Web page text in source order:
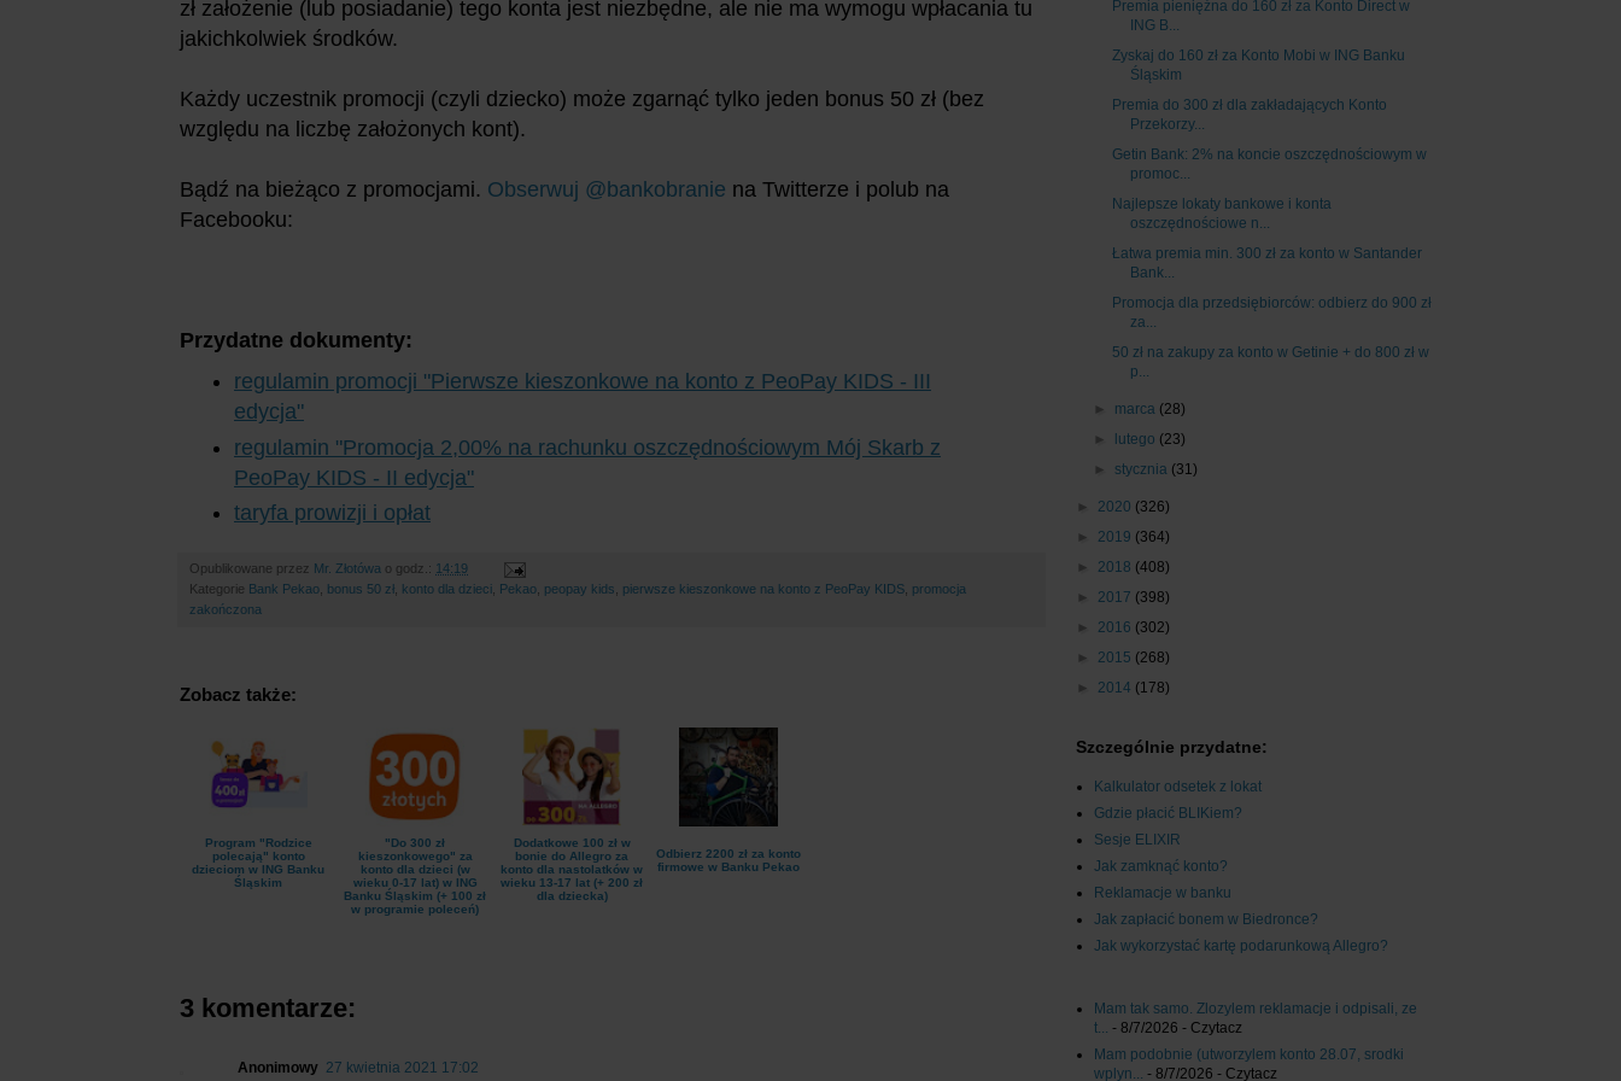
zł założenie (lub posiadanie) tego konta jest niezbędne, ale nie ma wymogu wpłacania tu
jakichkolwiek środków.
Każdy uczestnik promocji (czyli dziecko) może zgarnąć tylko jeden bonus 50 zł (bez
względu na liczbę założonych kont).
Bądź na bieżąco z promocjami. Obserwuj @bankobranie na Twitterze i polub na
Facebooku:
Przydatne dokumenty:
regulamin promocji "Pierwsze kieszonkowe na konto z PeoPay KIDS - III
edycja"
regulamin "Promocja 2,00% na rachunku oszczędnościowym Mój Skarb z
PeoPay KIDS - II edycja"
taryfa prowizji i opłat
Opublikowane przez Mr. Złotówa o godz.: 14:19
Kategorie Bank Pekao bonus 50 zł konto dla dzieci Pekao peopay kids pierwsze kieszonkowe na konto z PeoPay KIDS promocja
zakończona
Zobacz także:
Program "Rodzice
polecają" konto
dzieciom w ING Banku
Śląskim
"Do 300 zł
kieszonkowego" za
konto dla dzieci (w
wieku 0-17 lat) w ING
Banku Śląskim (+ 100 zł
w programie poleceń)
Dodatkowe 100 zł w
bonie do Allegro za
konto dla nastolatków w
wieku 13-17 lat (+ 200 zł
dla dziecka)
Odbierz 2200 zł za konto
firmowe w Banku Pekao
3 komentarze:
Anonimowy 27 kwietnia 2021 17:02
Premia pieniężna do 160 zł za Konto Direct w
ING B...
Zyskaj do 160 zł za Konto Mobi w ING Banku
Śląskim
Premia do 300 zł dla zakładających Konto
Przekorzy...
Getin Bank: 2% na koncie oszczędnościowym w
promoc...
Najlepsze lokaty bankowe i konta
oszczędnościowe n...
Łatwa premia min. 300 zł za konto w Santander
Bank...
Promocja dla przedsiębiorców: odbierz do 900 zł
za...
50 zł na zakupy za konto w Getinie + do 800 zł w
p...
► marca (28)
►
lutego (23)
► stycznia (31)
► 2020 (326)
► 2019 (364)
► 2018 (408)
► 2017 (398)
► 2016 (302)
► 2015 (268)
► 2014 (178)
Szczególnie przydatne:
Kalkulator odsetek z lokat
Gdzie płacić BLIKiem?
Sesje ELIXIR
Jak zamknąć konto?
Reklamacje w banku
Jak zapłacić bonem w Biedronce?
Jak wykorzystać kartę podarunkową Allegro?
Mam tak samo. Zlozylem reklamacje i odpisali, ze
t... - 8/7/2026 - Czytacz
Mam podobnie (utworzylem konto 28.07, srodki
wplyn... - 8/7/2026 - Czytacz